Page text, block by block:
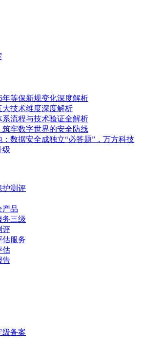
年等保新规变化深度解析
大技术维度深度解析
系流程与技术验证全解析
筑牢数字世界的安全防线
数据安全成独立“必答题”，万方科技
级
护测评
产品
务三级
评
估服务
估
告
级备案